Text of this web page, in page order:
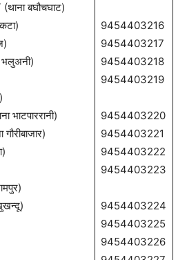
बघौचघाट)
भलुअनी)
भाटपाररानी)
9454403216
9454403217
9454403218
9454403219
9454403220
9454403221
9454403222
9454403223
9454403224
9454403225
9454403226